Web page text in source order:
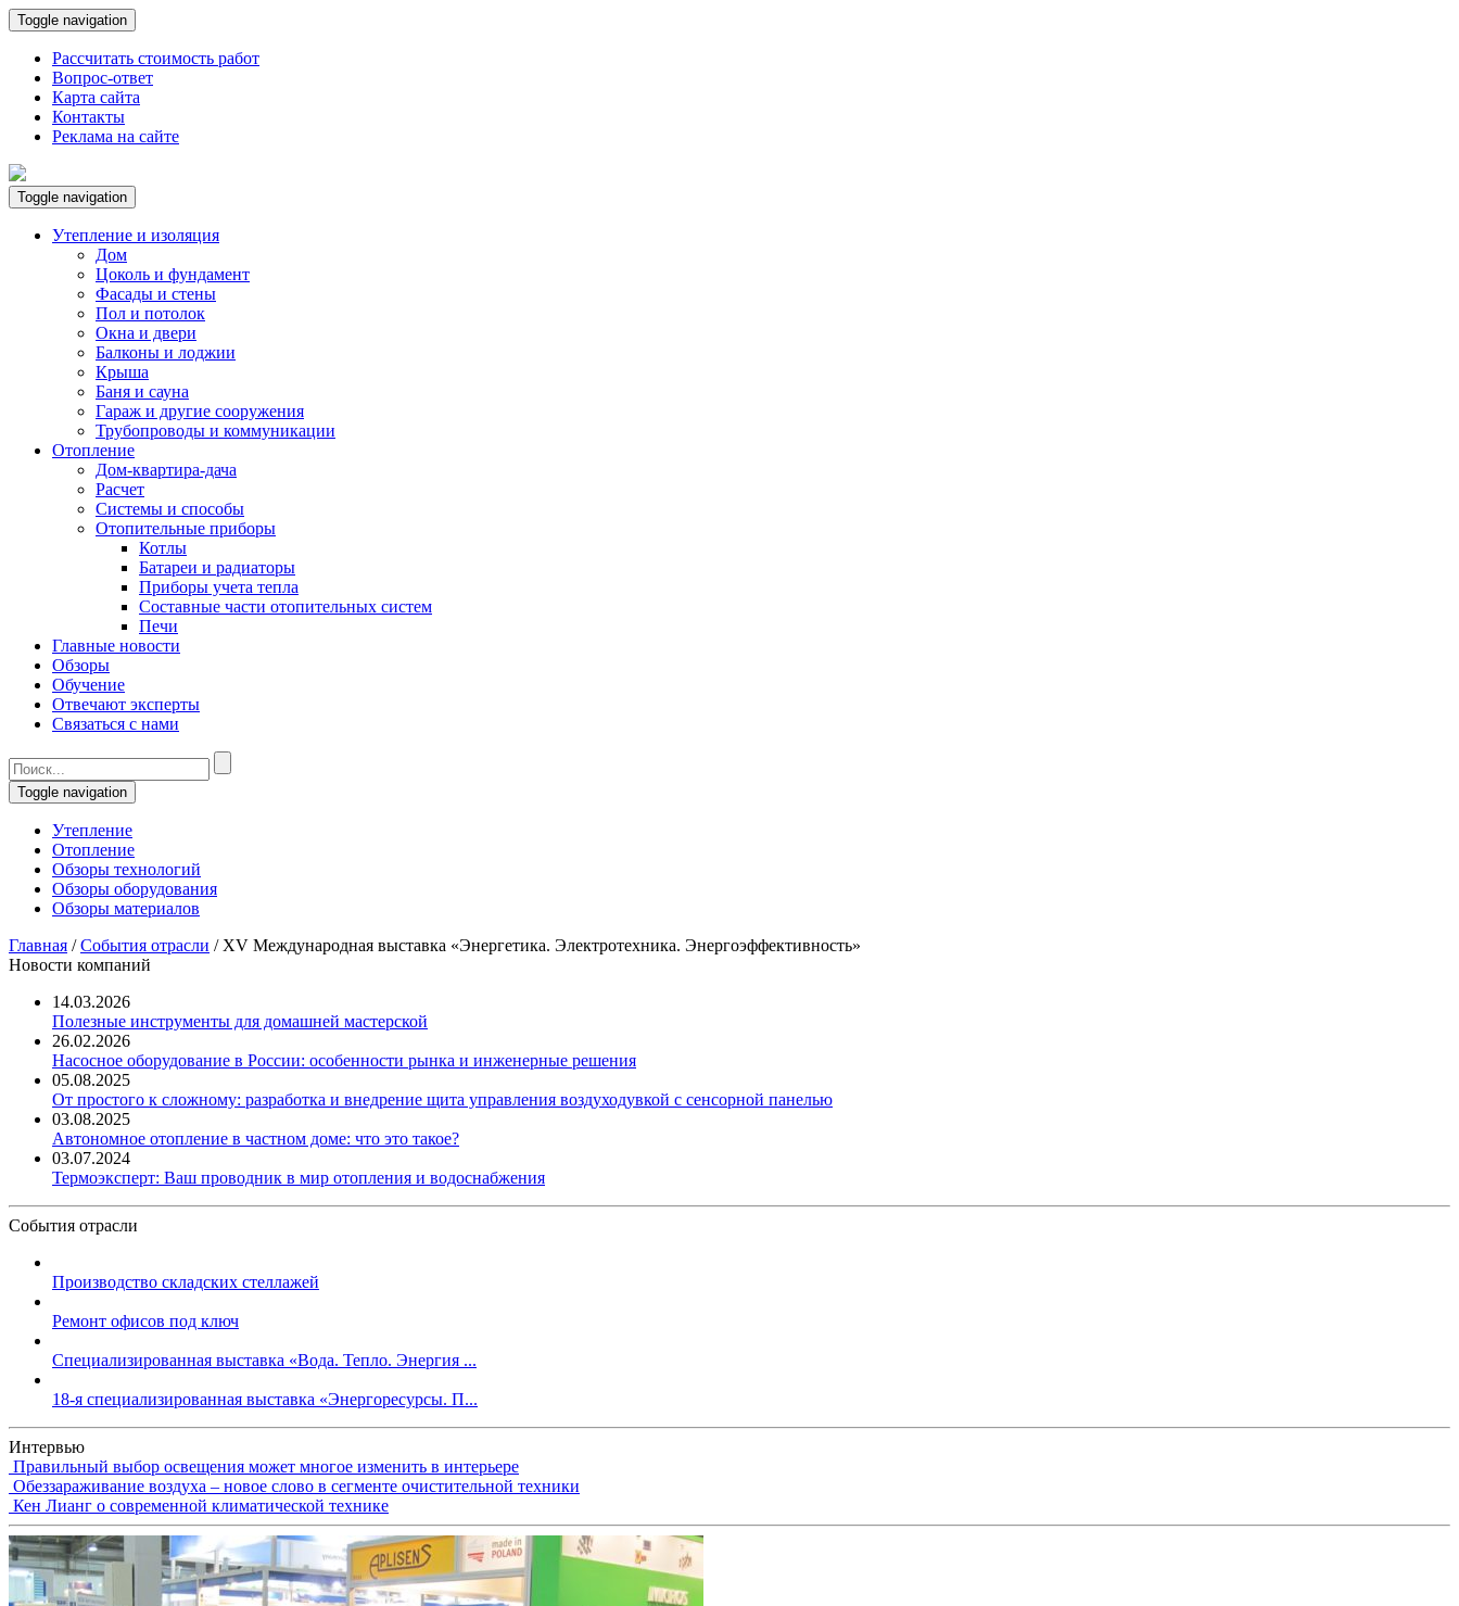
Toggle navigation
Рассчитать стоимость работ
Вопрос-ответ
Карта сайта
Контакты
Реклама на сайте
Toggle navigation
Утепление и изоляция
Дом
Цоколь и фундамент
Фасады и стены
Пол и потолок
Окна и двери
Балконы и лоджии
Крыша
Баня и сауна
Гараж и другие сооружения
Трубопроводы и коммуникации
Отопление
Дом-квартира-дача
Расчет
Системы и способы
Отопительные приборы
Котлы
Батареи и радиаторы
Приборы учета тепла
Составные части отопительных систем
Печи
Главные новости
Обзоры
Обучение
Отвечают эксперты
Связаться с нами
Toggle navigation
Утепление
Отопление
Обзоры технологий
Обзоры оборудования
Обзоры материалов
Главная /События отрасли / XV Международная выставка «Энергетика. Электротехника. Энергоэффективность»
Новости компаний
14.03.2026
Полезные инструменты для домашней мастерской
26.02.2026
Насосное оборудование в России: особенности рынка и инженерные решения
05.08.2025
От простого к сложному: разработка и внедрение щита управления воздуходувкой с сенсорной панелью
03.08.2025
Автономное отопление в частном доме: что это такое?
03.07.2024
Термоэксперт: Ваш проводник в мир отопления и водоснабжения
События отрасли
Производство складских стеллажей
Ремонт офисов под ключ
Специализированная выставка «Вода. Тепло. Энергия ...
18-я специализированная выставка «Энергоресурсы. П...
Интервью
Правильный выбор освещения может многое изменить в интерьере
Обеззараживание воздуха – новое слово в сегменте очистительной техники
Кен Лианг о современной климатической технике